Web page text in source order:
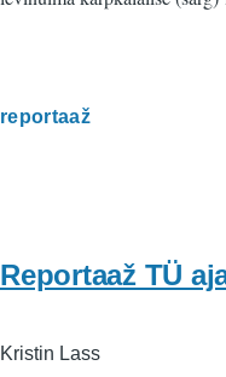
reportaaž
Reportaaž TÜ
Kristin Lass